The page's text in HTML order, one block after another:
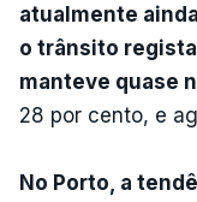
atualmente
o trânsito
manteve quase
28 por cento, e
No Porto, a